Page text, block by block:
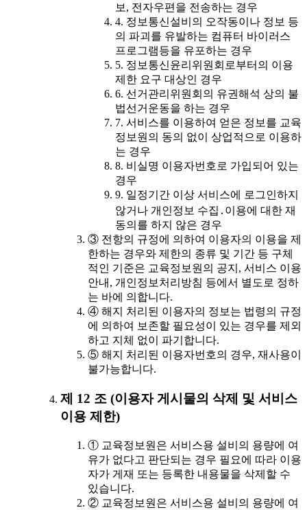
보, 전자우편을 전송하는 경우
4. 정보통신설비의 오작동이나 정보 등
의 파괴를 유발하는 컴퓨터 바이러스
프로그램등을 유포하는 경우
5. 정보통신윤리위원회로부터의 이용
제한 요구 대상인 경우
6. 선거관리위원회의 유권해석 상의 불
법선거운동을 하는 경우
7. 서비스를 이용하여 얻은 정보를 교육
정보원의 동의 없이 상업적으로 이용하
는 경우
8. 비실명 이용자번호로 가입되어 있는
경우
9. 일정기간 이상 서비스에 로그인하지
않거나 개인정보 수집․이용에 대한 재
동의를 하지 않은 경우
③ 전항의 규정에 의하여 이용자의 이용을 제
한하는 경우와 제한의 종류 및 기간 등 구체
적인 기준은 교육정보원의 공지, 서비스 이용
안내, 개인정보처리방침 등에서 별도로 정하
는 바에 의합니다.
④ 해지 처리된 이용자의 정보는 법령의 규정
에 의하여 보존할 필요성이 있는 경우를 제외
하고 지체 없이 파기합니다.
⑤ 해지 처리된 이용자번호의 경우, 재사용이
불가능합니다.
제 12 조 (이용자 게시물의 삭제 및 서비스
이용 제한)
① 교육정보원은 서비스용 설비의 용량에 여
유가 없다고 판단되는 경우 필요에 따라 이용
자가 게재 또는 등록한 내용물을 삭제할 수
있습니다.
② 교육정보원은 서비스용 설비의 용량에 여